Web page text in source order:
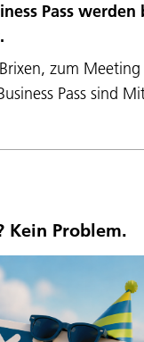
Pass werden
zum
Pass sind
Kein Problem.